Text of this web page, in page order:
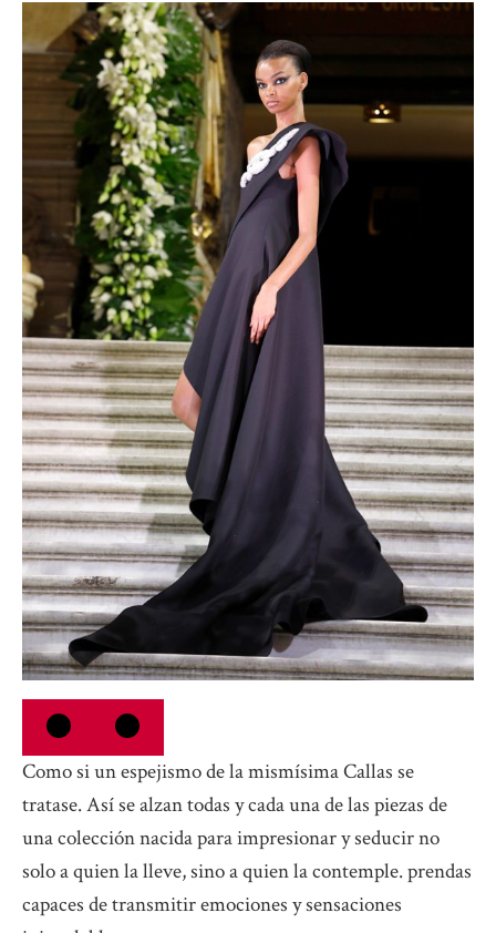
Como si un espejismo de la mismísima Callas se
tratase. Así se alzan todas y cada una de las piezas de
una colección nacida para impresionar y seducir no
solo a quien la lleve, sino a quien la contemple. prendas
capaces de transmitir emociones y sensaciones